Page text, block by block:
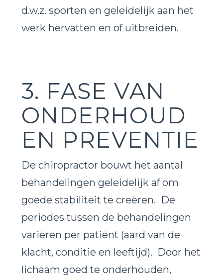
d.w.z. sporten en geleidelijk aan het
werk hervatten en of uitbreiden.
3. FASE VAN
ONDERHOUD
EN PREVENTIE
De chiropractor bouwt het aantal
behandelingen geleidelijk af om
goede stabiliteit te creëren. De
periodes tussen de behandelingen
variëren per patiënt (aard van de
klacht, conditie en leeftijd). Door het
lichaam goed te onderhouden,